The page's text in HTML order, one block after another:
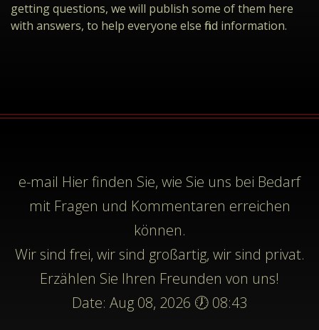
getting questions, we will publish some of them here
with answers, to help everyone else find information.
e-mail Hier finden Sie, wie Sie uns bei Bedarf
mit Fragen und Kommentaren erreichen
können.
Wir sind frei, wir sind großartig, wir sind privat.
Erzählen Sie Ihren Freunden von uns!
Date: Aug 08, 2026 🕖 08:43